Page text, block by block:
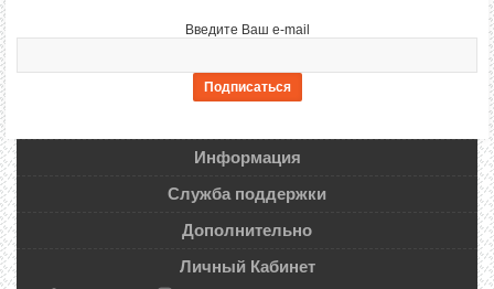
Введите Ваш e-mail
Информация
Служба поддержки
Дополнительно
Личный Кабинет